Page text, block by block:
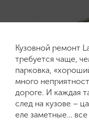
Кузовной ремонт
требуется чаще,
парковка,
много
дороге. И каждая
след на кузове –
еле заметные…